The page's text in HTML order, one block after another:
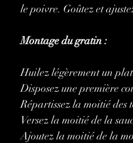
le poivre. Goûtez et
Montage du gratin :
Huilez légèrement un
Disposez une première
Répartissez la moitié des
Versez la moitié de la
Ajoutez la moitié de la